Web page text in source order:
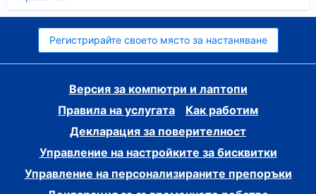
Регистрирайте своето място за настаняване
Версия за компютри и лаптопи
Правила на услугата
Как работим
Декларация за поверителност
Управление на настройките за бисквитки
Управление на персонализираните препоръки